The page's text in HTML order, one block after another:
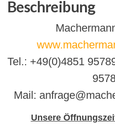
PS
Motor,B1092La,1032Li
Beschreibung
Tel.: +49(0)4851
Mail:
Unsere